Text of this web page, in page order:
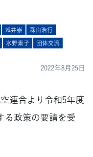
城井崇
森山浩行
水野素子
団体交流
2022年8月25日
連合より令和5年度
る政策の要請を受